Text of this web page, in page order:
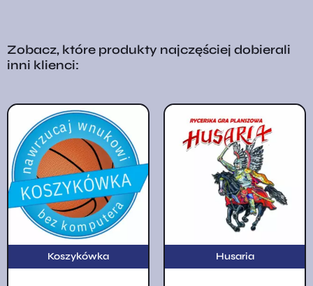
Zobacz, które produkty najczęściej dobierali
inni klienci:
Koszykówka Husaria